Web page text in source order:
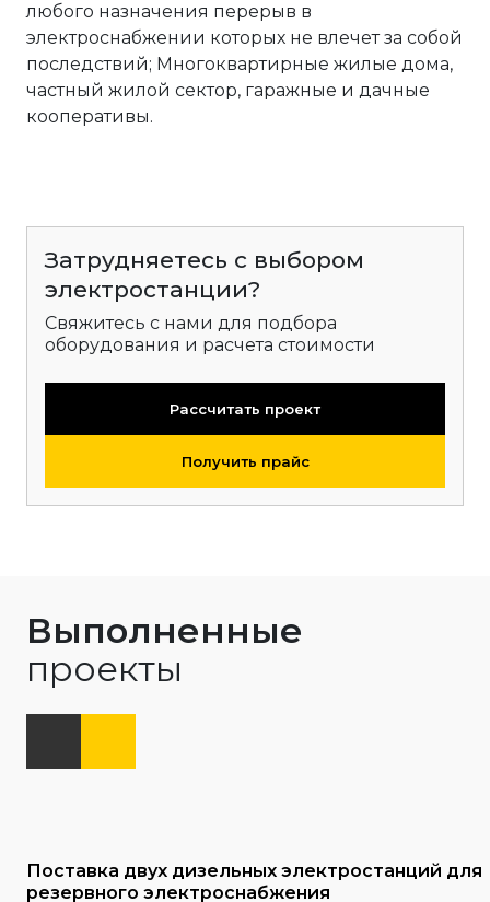
любого назначения перерыв в
электроснабжении которых не влечет за собой
последствий; Многоквартирные жилые дома,
частный жилой сектор, гаражные и дачные
кооперативы.
Затрудняетесь с выбором
электростанции?
Свяжитесь с нами для подбора
оборудования и расчета стоимости
Рассчитать проект
Получить прайс
Выполненные
проекты
Поставка двух дизельных электростанций для
резервного электроснабжения